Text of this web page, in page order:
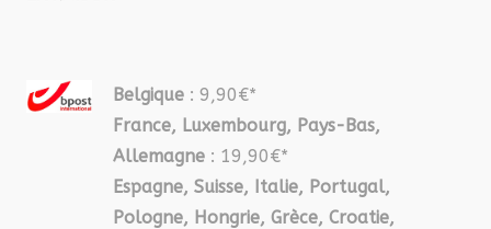
Belgique : 9,90€*
France, Luxembourg, Pays-Bas,
Allemagne : 19,90€*
Espagne, Suisse, Italie, Portugal,
Pologne, Hongrie, Grèce, Croatie,